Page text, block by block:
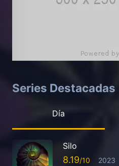
Series Destacadas
Día
Silo
8.19 2023